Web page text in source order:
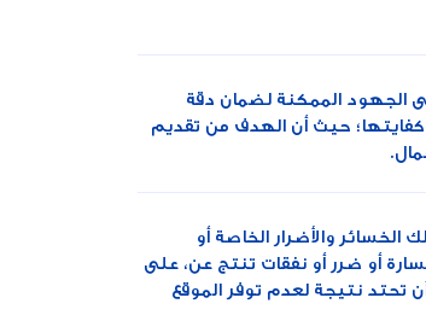
الجهود الممكنة لضمان دقة
كفايتها؛ حيث أن الهدف من تقديم
والأضرار الخاصة أو
أو ضرر أو نفقات تنتج عن، على
تحتد نتيجة لعدم توفر الموقع